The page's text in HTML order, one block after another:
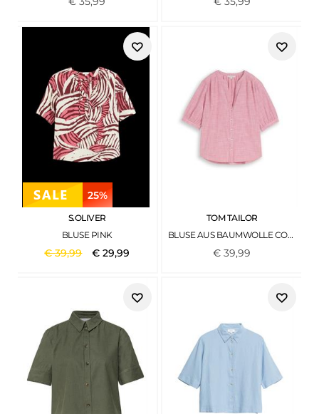
25%
S.OLIVER
BLUSE PINK
€39,99 €29,99
TOM TAILOR
BLUSE AUS BAUMWOLLE COZY PINK
€39,99